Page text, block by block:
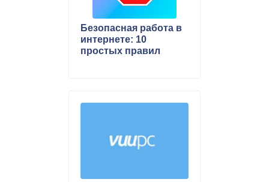
Безопасная работа в
интернете: 10
простых правил